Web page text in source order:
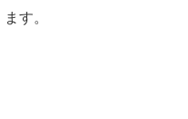
ます。